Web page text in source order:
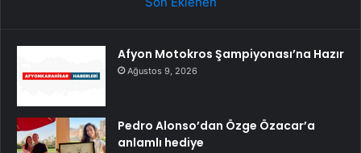
Afyon Motokros Şampiyonası’na Hazır
Ağustos 9, 2026
Pedro Alonso’dan Özge Özacar’a
anlamlı hediye